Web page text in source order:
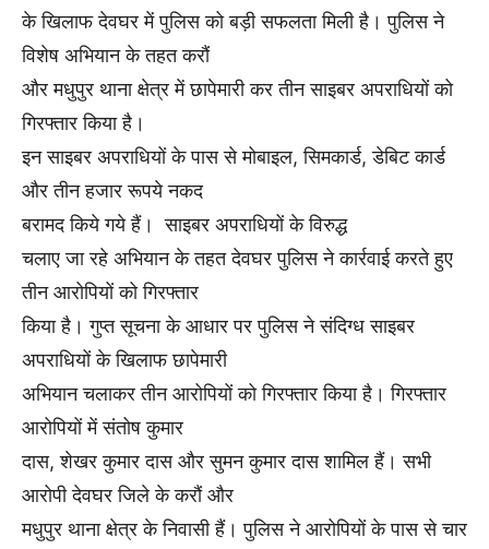
के खिलाफ देवघर में पुलिस को बड़ी सफलता मिली है। पुलिस ने
विशेष अभियान के तहत करौं
और मधुपुर थाना क्षेत्र में छापेमारी कर तीन साइबर अपराधियों को
गिरफ्तार किया है।
इन साइबर अपराधियों के पास से मोबाइल, सिमकार्ड, डेबिट कार्ड
और तीन हजार रूपये नकद
बरामद किये गये हैं। साइबर अपराधियों के विरुद्ध
चलाए जा रहे अभियान के तहत देवघर पुलिस ने कार्रवाई करते हुए
तीन आरोपियों को गिरफ्तार
किया है। गुप्त सूचना के आधार पर पुलिस ने संदिग्ध साइबर
अपराधियों के खिलाफ छापेमारी
अभियान चलाकर तीन आरोपियों को गिरफ्तार किया है। गिरफ्तार
आरोपियों में संतोष कुमार
दास, शेखर कुमार दास और सुमन कुमार दास शामिल हैं। सभी
आरोपी देवघर जिले के करौं और
मधुपुर थाना क्षेत्र के निवासी हैं। पुलिस ने आरोपियों के पास से चार